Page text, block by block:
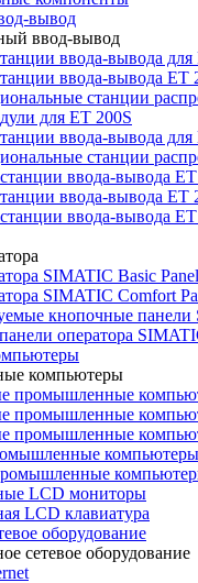
вывод
ввод-вывод
ввода-вывода
ввода-вывода ET
станции
для ET 200S
ввода-вывода для
станции
ввода-вывода
ввода-вывода ET
ввода-вывода
SIMATIC Basic Panel
SIMATIC Comfort
кнопочные панели
оператора
компьютеры
промышленные
промышленные
промышленные
LCD мониторы
LCD клавиатура
оборудование
сетевое оборудование